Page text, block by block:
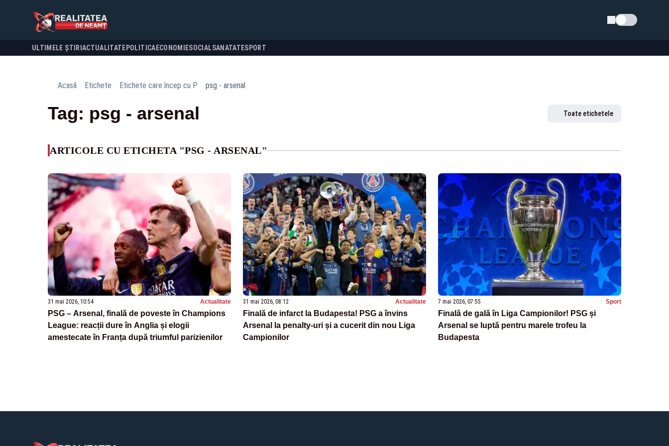
Schimba tema
ULTIMELE ȘTIRI ACTUALITATE POLITICA ECONOMIESOCIALSANATATESPORT
Acasă Etichete Etichete care încep cu P psg - arsenal
Tag: psg - arsenal Toate etichetele
ARTICOLE CU ETICHETA "PSG - ARSENAL"
31 mai 2026, 10:54 Actualitate
PSG – Arsenal, finală de poveste în Champions
League: reacții dure în Anglia și elogii
amestecate în Franța după triumful parizienilor
31 mai 2026, 08:12 Actualitate
Finală de infarct la Budapesta! PSG a învins
Arsenal la penalty-uri și a cucerit din nou Liga
Campionilor
7 mai 2026, 07:55 Sport
Finală de gală în Liga Campionilor! PSG și
Arsenal se luptă pentru marele trofeu la
Budapesta